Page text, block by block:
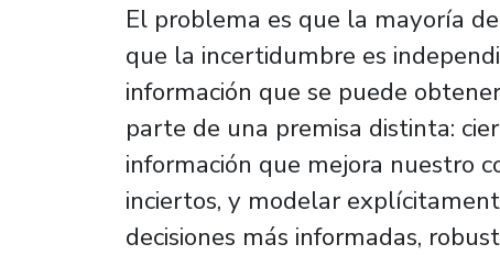
El problema es que la mayoría
que la incertidumbre es
información que se puede
parte de una premisa distinta:
información que mejora nuestro
inciertos, y modelar
decisiones más informadas,